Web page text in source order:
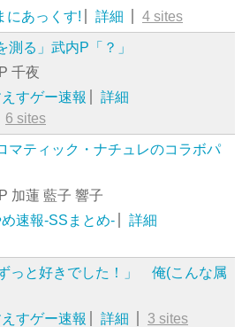
にあっくす! 詳細 4 sites
測る」武内P「？」
千夜
えすゲー速報
詳細
6 sites
マティック・ナチュレのコラボパ
加蓮 藍子 響子
速報-SSまとめ-
詳細
っと好きでした！」 俺(こんな属
えすゲー速報 詳細 3 sites